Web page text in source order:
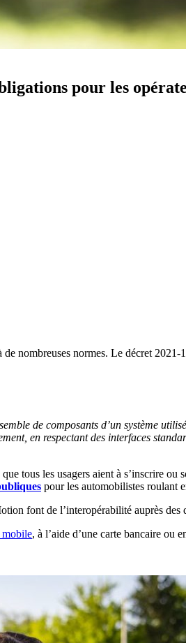
pour les
nombreuses normes. Le décret
de composants d’un système
en respectant des interfaces
que tous les usagers aient à s’inscrire ou
pour les automobilistes roulant
font de l’interopérabilité auprès des
, à l’aide d’une carte bancaire ou